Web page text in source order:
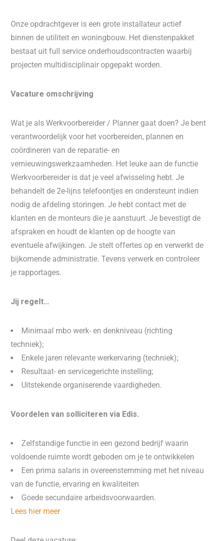
Onze opdrachtgever is een grote installateur actief
binnen de utiliteit en woningbouw. Het dienstenpakket
bestaat uit full service onderhoudscontracten waarbij
projecten multidisciplinair opgepakt worden.
Vacature omschrijving
Wat je als Werkvoorbereider / Planner gaat doen? Je bent
verantwoordelijk voor het voorbereiden, plannen en
coördineren van de reparatie- en
vernieuwingswerkzaamheden. Het leuke aan de functie
Werkvoorbereider is dat je veel afwisseling hebt. Je
behandelt de 2e-lijns telefoontjes en ondersteunt indien
nodig de afdeling storingen. Je hebt contact met de
klanten en de monteurs die je aanstuurt. Je bevestigt de
afspraken en houdt de klanten op de hoogte van
eventuele afwijkingen. Je stelt offertes op en verwerkt de
bijkomende administratie. Tevens verwerk en controleer
je rapportages.
Jij regelt…
Minimaal mbo werk- en denkniveau (richting
techniek);
Enkele jaren relevante werkervaring (techniek);
Resultaat- en servicegerichte instelling;
Uitstekende organiserende vaardigheden.
Voordelen van solliciteren via Edis.
Zelfstandige functie in een gezond bedrijf waarin
voldoende ruimte wordt geboden om je te ontwikkelen
Een prima salaris in overeenstemming met het niveau
van de functie, ervaring en kwaliteiten
Goede secundaire arbeidsvoorwaarden.
Lees hier meer